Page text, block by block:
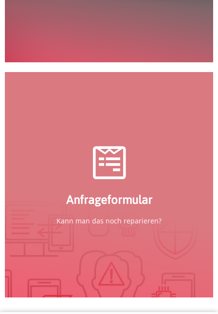
Anfrageformular
Kann man das noch reparieren?
ausfüllen und wir sagen es Dir!
zum Formular